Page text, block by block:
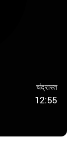
चंद्रास्त
12:55